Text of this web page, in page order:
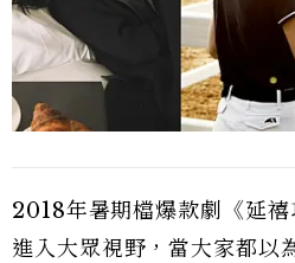
2018年暑期檔爆款劇《延
進入大眾視野，當大家都以